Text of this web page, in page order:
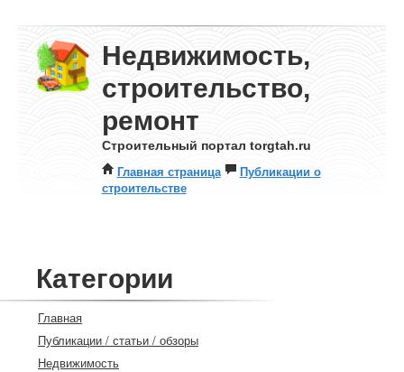
Недвижимость,
строительство,
ремонт
Строительный портал torgtah.ru
Главная страница
Публикации о
строительстве
Категории
Главная
Публикации / статьи / обзоры
Недвижимость